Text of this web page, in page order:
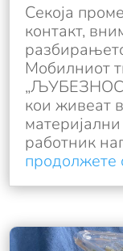
Секоја
контакт,
Мобилниот
кои живеат
работник
продолжете